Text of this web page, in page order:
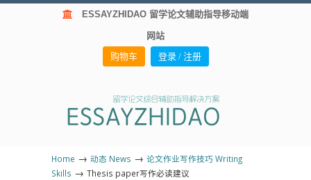
ESSAYZHIDAO 留学论文辅助指导移动端
网站
购物车 登录 / 注册
Home → 动态 News → 论文作业写作技巧 Writing
Skills → Thesis paper写作必读建议